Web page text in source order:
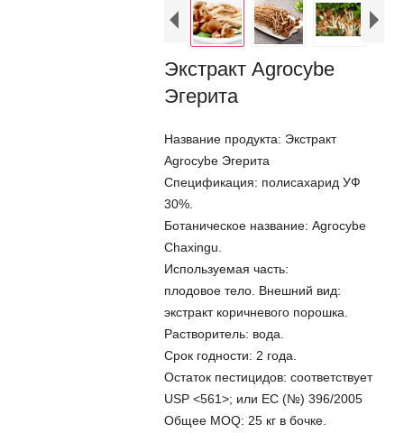
Экстракт Agrocybe
Эгерита
Название продукта: Экстракт
Agrocybe Эгерита
Спецификация: полисахарид УФ
30%.
Ботаническое название: Agrocybe
Chaxingu.
Используемая часть:
плодовое тело. Внешний вид:
экстракт коричневого порошка.
Растворитель: вода.
Срок годности: 2 года.
Остаток пестицидов: соответствует
USP <561>; или EC (№) 396/2005
Общее MOQ: 25 кг в бочке.